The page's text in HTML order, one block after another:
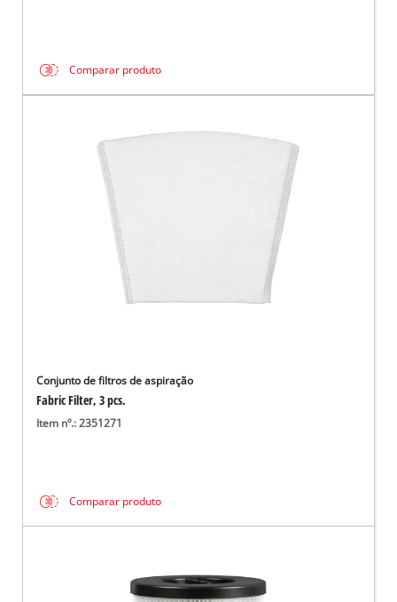
Comparar produto
Conjunto de filtros de aspiração
Fabric Filter, 3 pcs.
Item nº.: 2351271
Comparar produto